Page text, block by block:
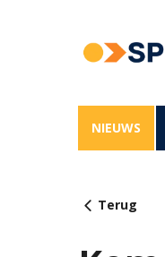
NIEUWS
Terug